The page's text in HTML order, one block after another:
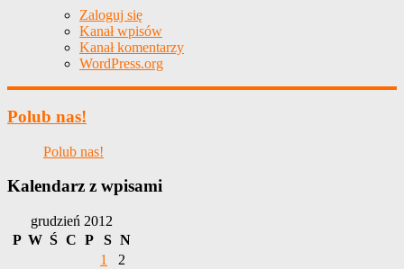
Zaloguj się
Kanał wpisów
Kanał komentarzy
WordPress.org
Polub nas!
Polub nas!
Kalendarz z wpisami
grudzień 2012
P W Ś C P S N
1
2